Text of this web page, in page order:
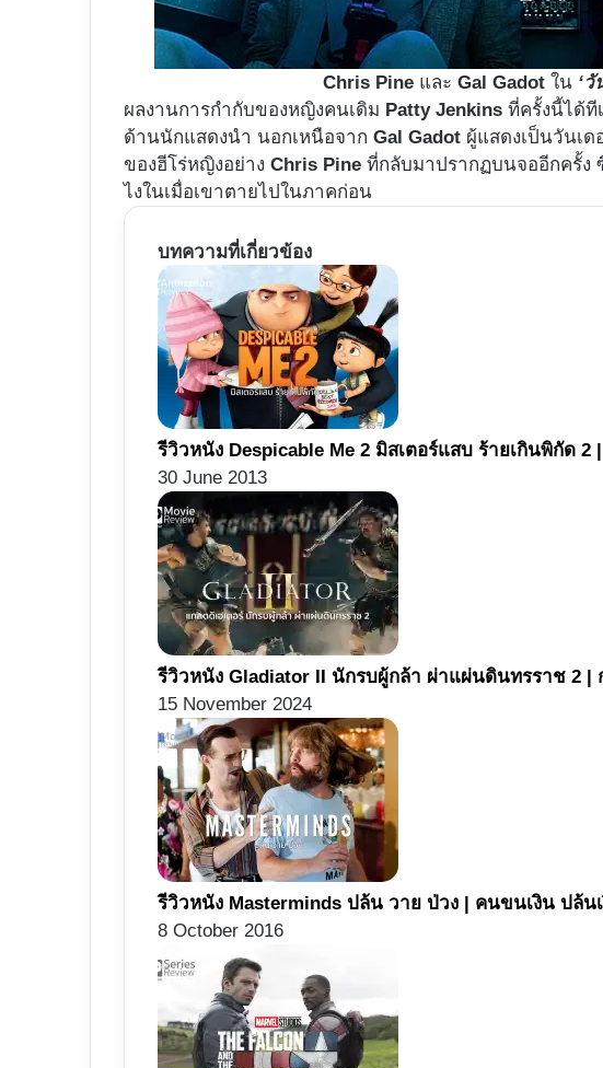
Chris Pine และGal Gadot ใน ‘วั
ผลงานการกำกับของหญิงคนเดิม Patty Jenkins ที่ครั้งนี้ได้ที
ด้านนักแสดงนำ นอกเหนือจากGal Gadot ผู้แสดงเป็นวันเ
ของฮีโร่หญิงอย่างChris Pine ที่กลับมาปรากฏบนจออีกครั้ง
ไงในเมื่อเขาตายไปในภาคก่อน
บทความที่เกี่ยวข้อง
รีวิวหนัง Despicable Me 2 มิสเตอร์แสบ ร้ายเกินพิกัด 2
30 June 2013
รีวิวหนัง Gladiator II นักรบผู้กล้า ผ่าแผ่นดินทรราช 2 |
15 November 2024
รีวิวหนัง Masterminds ปล้น วาย ป่วง | คนขนเงิน ปล้น
8 October 2016